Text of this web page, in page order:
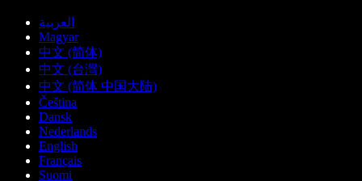
العربية
Magyar
中文 (简体)
中文 (台灣)
中文 (简体 中国大陆)
Čeština
Dansk
Nederlands
English
Français
Suomi